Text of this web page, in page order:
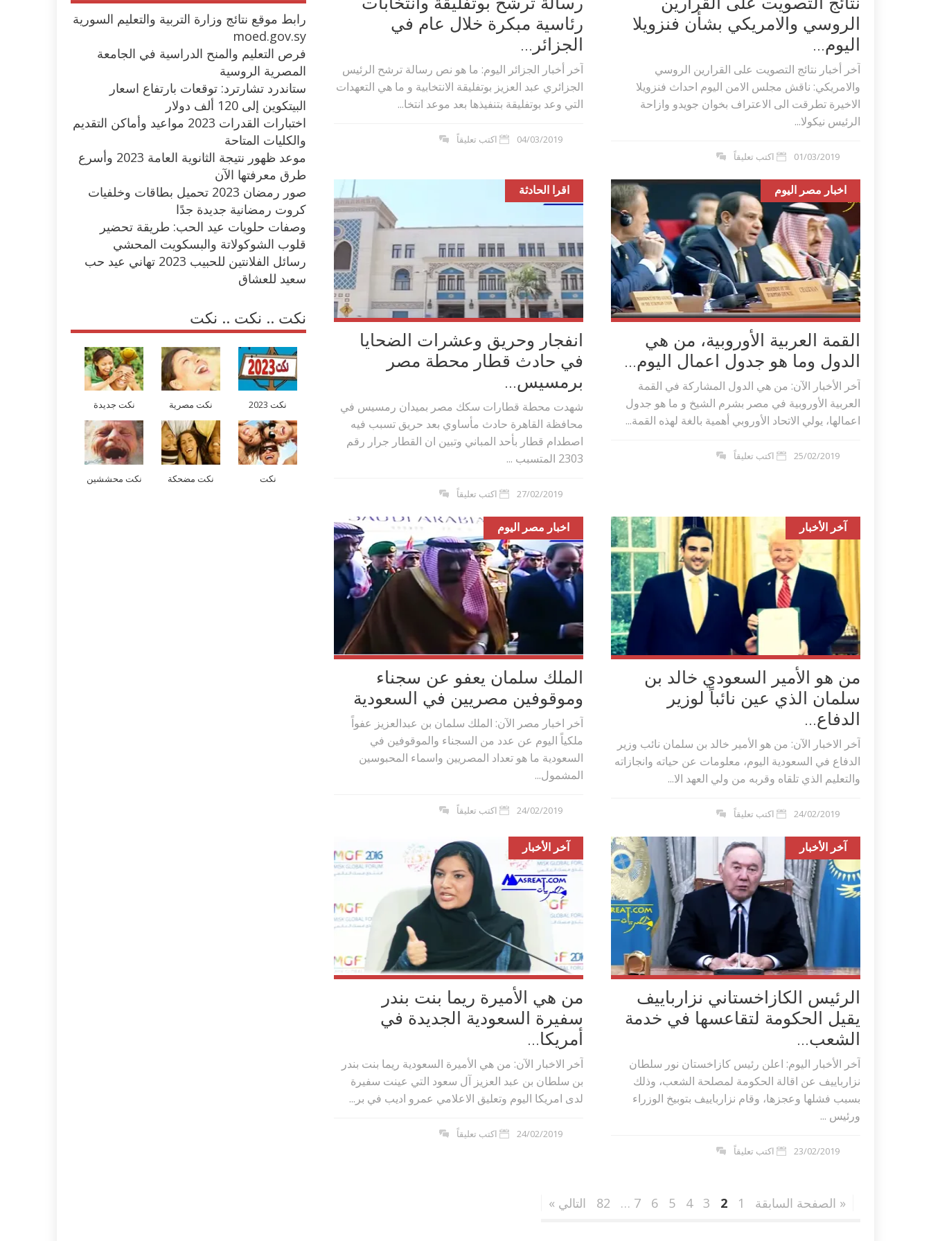
رئاسية مبكرة خلال عام في
الجزائر...
آخر أخبار الجزائر اليوم: ما هو نص رسالة ترشح الرئيس
الجزائري عبد العزيز بوتفليقة الانتخابية و ما هي التعهدات
التي وعد بوتفليقة بتنفيذها بعد موعد انتخا...
04/03/2019 اكتب تعليقاً
الروسي والامريكي بشأن فنزويلا
اليوم...
آخر أخبار نتائج التصويت على القرارين الروسي
والامريكي: ناقش مجلس الامن اليوم احداث فنزويلا
الاخيرة تطرقت الى الاعتراف بخوان جويدو وازاحة
الرئيس نيكولا...
01/03/2019 اكتب تعليقاً
اقرا الحادثة
انفجار وحريق وعشرات الضحايا
في حادث قطار محطة مصر
برمسيس...
شهدت محطة قطارات سكك مصر بميدان رمسيس في
محافظة القاهرة حادث مأساوي بعد حريق تسبب فيه
اصطدام قطار بأحد المباني وتبين ان القطار جرار رقم
2303 المتسبب ...
27/02/2019 اكتب تعليقاً
اخبار مصر اليوم
القمة العربية الأوروبية، من هي
الدول وما هو جدول اعمال اليوم...
آخر الأخبار الآن: من هي الدول المشاركة في القمة
العربية الأوروبية في مصر بشرم الشيخ و ما هو جدول
اعمالها، يولي الاتحاد الأوروبي أهمية بالغة لهذه القمة...
25/02/2019 اكتب تعليقاً
اخبار مصر اليوم
الملك سلمان يعفو عن سجناء
وموقوفين مصريين في السعودية
آخر اخبار مصر الآن: الملك سلمان بن عبدالعزيز عفواً
ملكياً اليوم عن عدد من السجناء والموقوفين في
السعودية ما هو تعداد المصريين واسماء المحبوسين
المشمول...
24/02/2019 اكتب تعليقاً
آخر الأخبار
من هو الأمير السعودي خالد بن
سلمان الذي عين نائباً لوزير
الدفاع...
آخر الاخبار الآن: من هو الأمير خالد بن سلمان نائب وزير
الدفاع في السعودية اليوم، معلومات عن حياته وانجازاته
والتعليم الذي تلقاه وقربه من ولي العهد الا...
24/02/2019 اكتب تعليقاً
آخر الأخبار
من هي الأميرة ريما بنت بندر
سفيرة السعودية الجديدة في
أمريكا...
آخر الاخبار الآن: من هي الأميرة السعودية ريما بنت بندر
بن سلطان بن عبد العزيز آل سعود التي عينت سفيرة
لدى امريكا اليوم وتعليق الاعلامي عمرو اديب في بر...
24/02/2019 اكتب تعليقاً
آخر الأخبار
الرئيس الكازاخستاني نزارباييف
يقيل الحكومة لتقاعسها في خدمة
الشعب...
آخر الأخبار اليوم: اعلن رئيس كازاخستان نور سلطان
نزارباييف عن اقالة الحكومة لمصلحة الشعب، وذلك
بسبب فشلها وعجزها، وقام نزارباييف بتوبيخ الوزراء
ورئيس ...
23/02/2019 اكتب تعليقاً
« الصفحة السابقة 1
2
3
4
5
6
7
…
82 التالي »
رابط موقع نتائج وزارة التربية والتعليم السورية
moed.gov.sy
فرص التعليم والمنح الدراسية في الجامعة
المصرية الروسية
ستاندرد تشارترد: توقعات بارتفاع اسعار
البيتكوين إلى 120 ألف دولار
اختبارات القدرات 2023 مواعيد وأماكن التقديم
والكليات المتاحة
موعد ظهور نتيجة الثانوية العامة 2023 وأسرع
طرق معرفتها الآن
صور رمضان 2023 تحميل بطاقات وخلفيات
كروت رمضانية جديدة جدًا
وصفات حلويات عيد الحب: طريقة تحضير
قلوب الشوكولاتة والبسكويت المحشي
رسائل الفلانتين للحبيب 2023 تهاني عيد حب
سعيد للعشاق
نكت .. نكت .. نكت
نكت 2023 نكت مصرية نكت جديدة
نكت نكت مضحكة نكت محششين